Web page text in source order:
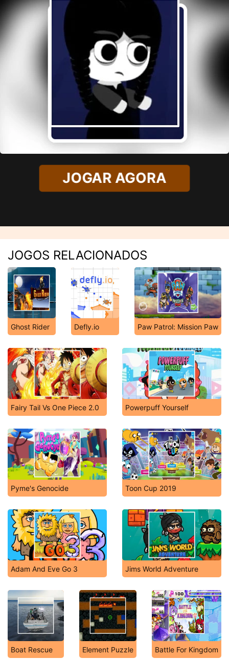
JOGAR AGORA
JOGOS RELACIONADOS
Ghost Rider Defly.io Paw Patrol: Mission Paw
Fairy Tail Vs One Piece 2.0 Powerpuff Yourself
Pyme's Genocide Toon Cup 2019
Adam And Eve Go 3 Jims World Adventure
Boat Rescue Element Puzzle Battle For Kingdom